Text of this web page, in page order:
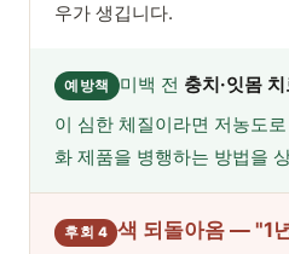
우가 생깁니다.
예방책 미백 전 충치·잇몸
이 심한 체질이라면 저농도
화 제품을 병행하는 방법을
후회 4 색 되돌아옴 — "1